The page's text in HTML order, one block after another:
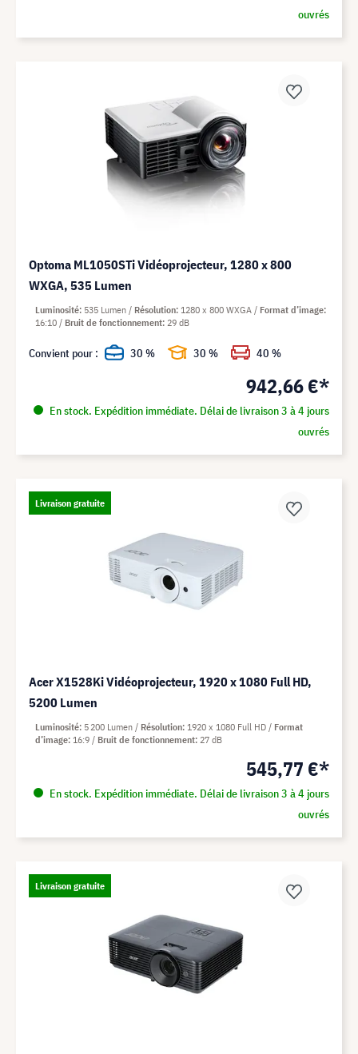
ouvrés
Optoma ML1050STi Vidéoprojecteur, 1280 x 800
WXGA, 535 Lumen
942,66 €*
En stock. Expédition immédiate. Délai de livraison 3 à 4 jours
ouvrés
Luminosité 535 Lumen Résolution 1280 x 800 WXGA
Format d’image
16:10
Bruit de fonctionnement 29 dB
Convient pour : 30 % 30 % 40 %
Livraison gratuite
Acer X1528Ki Vidéoprojecteur, 1920 x 1080 Full HD,
5200 Lumen
545,77 €*
En stock. Expédition immédiate. Délai de livraison 3 à 4 jours
ouvrés
Luminosité 5 200 Lumen Résolution 1920 x 1080 Full HD
Format
d’image 16:9 Bruit de fonctionnement 27 dB
Livraison gratuite